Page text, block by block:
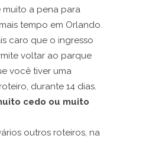
a pena para
tempo em Orlando.
caro que o ingresso
voltar ao parque
você tiver uma
durante 14 dias.
cedo ou muito
outros roteiros, na